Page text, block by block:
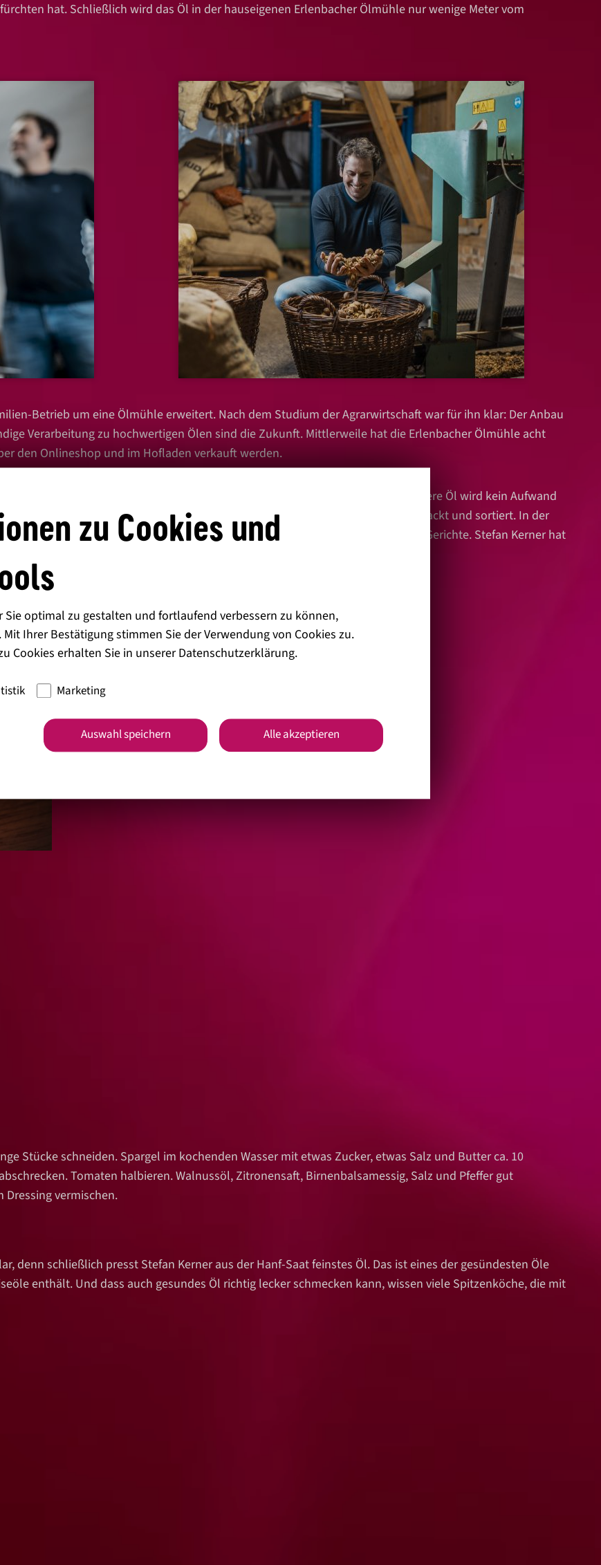
hat. Schließlich wird das Öl in der hauseigenen Erlenbacher Ölmühle nur wenige Meter vom
Betrieb um eine Ölmühle erweitert. Nach dem Studium der Agrarwirtschaft war für ihn klar: Der Anbau
Verarbeitung zu hochwertigen Ölen sind die Zukunft. Mittlerweile hat die Erlenbacher Ölmühle acht
den Onlineshop und im Hofladen verkauft werden.
– für Stefan Kerner die «Königin» unter den Nussölen. Für dieses besondere Öl wird kein Aufwand
im Rahmen von Arbeitstherapien umliegender Einrichtungen von Hand geknackt und sortiert. In der
Das verfeinert mit seinem feinen Aroma im Frühjahr vor allem Spargel-Gerichte. Stefan Kerner hat
gehören zum Hof auch jede Menge Weinberge!
Stücke schneiden. Spargel im kochenden Wasser mit etwas Zucker, etwas Salz und Butter ca. 10
Tomaten halbieren. Walnussöl, Zitronensaft, Birnenbalsamessig, Salz und Pfeffer gut
vermischen.
denn schließlich presst Stefan Kerner aus der Hanf-Saat feinstes Öl. Das ist eines der gesündesten Öle
enthält. Und dass auch gesundes Öl richtig lecker schmecken kann, wissen viele Spitzenköche, die mit
zu Cookies und
Sie optimal zu gestalten und fortlaufend verbessern zu können,
Ihrer Bestätigung stimmen Sie der Verwendung von Cookies zu.
Cookies erhalten Sie in unsererDatenschutzerklärung.
Marketing
Auswahl speichern Alle akzeptieren